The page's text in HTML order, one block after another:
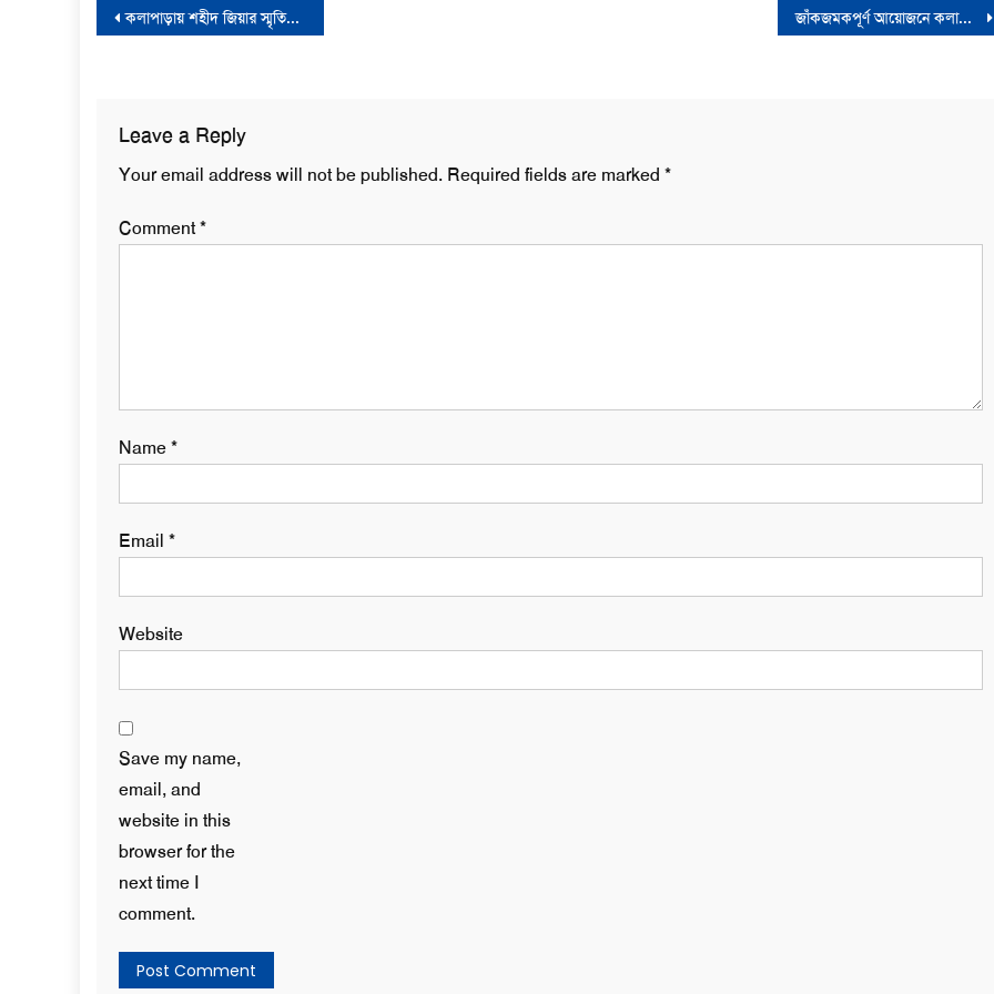
Post
কলাপাড়ায় শহীদ জিয়ার স্মৃতিবিজড়িত খাল পুনঃখননের উদ্বোধন করলেন এমপি মোশাররফ জাঁকজমকপূর্ণ আয়োজনে কলাপাড়ায় “জামান টাওয়ার” এর উদ্বোধন
Leave a Reply
Your email address will not be published. Required fields are marked *
Comment*
Name*
Email *
Website
Save my name,
email, and
website in this
browser for the
next time I
comment.